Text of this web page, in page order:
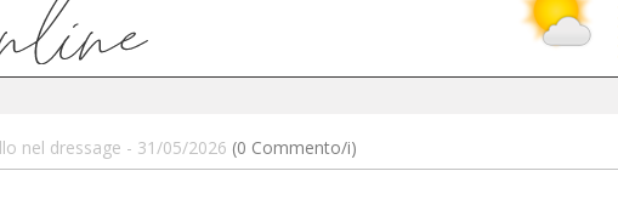
nel dressage - 31/05/2026 (0 Commento/i)